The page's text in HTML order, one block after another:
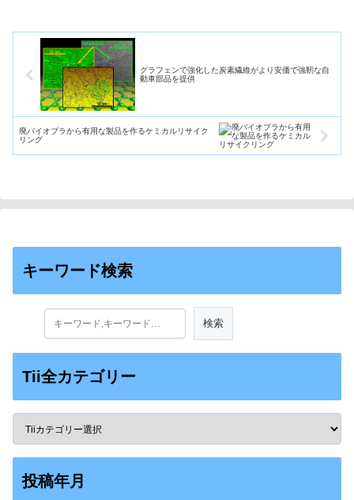
グラフェンで強化した炭素繊維がより安価で強靭な自
動車部品を提供
廃バイオプラから有用な製品を作るケミカルリサイク
リング
キーワード検索
Tii全カテゴリー
投稿年月